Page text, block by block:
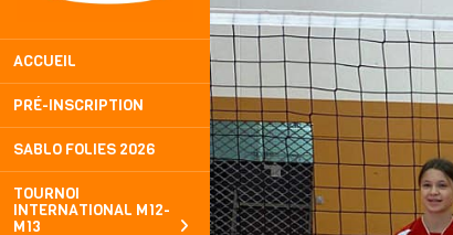
ACCUEIL
PRÉ-INSCRIPTION
SABLO FOLIES 2026
TOURNOI
INTERNATIONAL M12-
M13